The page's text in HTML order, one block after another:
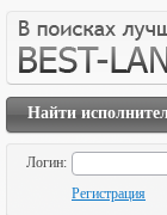
Найти
Логин:
Регистрация